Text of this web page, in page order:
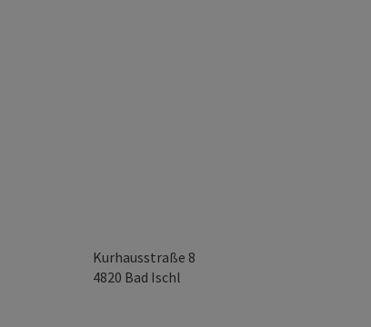
Kurhausstraße 8
4820 Bad Ischl